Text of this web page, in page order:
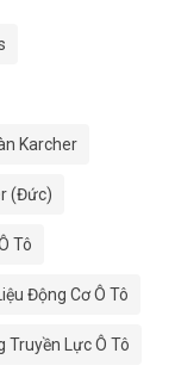
Karcher
(Đức)
Tô
Động Cơ Ô Tô
Truyền Lực Ô Tô